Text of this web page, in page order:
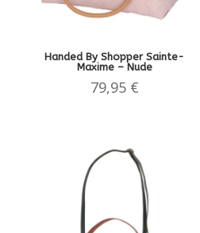
Handed By Shopper Sainte-
Maxime – Nude
79,95 €